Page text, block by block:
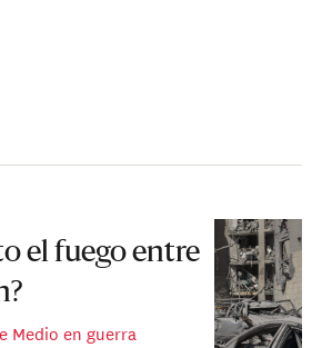
el fuego entre
Medio en guerra